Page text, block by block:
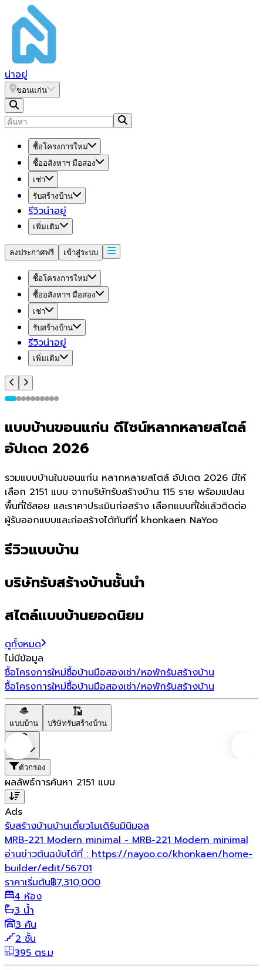
น่าอยู่
ขอนแก่น
ซื้อโครงการใหม่
ซื้ออสังหาฯ มือสอง
เช่า
รับสร้างบ้าน
รีวิวน่าอยู่
เพิ่มเติม
ลงประกาศฟรี เข้าสู่ระบบ
ซื้อโครงการใหม่
ซื้ออสังหาฯ มือสอง
เช่า
รับสร้างบ้าน
รีวิวน่าอยู่
เพิ่มเติม
แบบบ้านขอนแก่น ดีไซน์หลากหลายสไตล์
อัปเดต 2026
รวมแบบบ้านในขอนแก่น หลากหลายสไตล์ อัปเดต 2026 มีให้
เลือก 2151 แบบ จากบริษัทรับสร้างบ้าน 115 ราย พร้อมแปลน
พื้นที่ใช้สอย และราคาประเมินก่อสร้าง เลือกแบบที่ใช่แล้วติดต่อ
ผู้รับออกแบบและก่อสร้างได้ทันทีที่ khonkaen NaYoo
รีวิวแบบบ้าน
บริษัทรับสร้างบ้านชั้นนำ
สไตล์แบบบ้านยอดนิยม
ดูทั้งหมด
ไม่มีข้อมูล
ซื้อโครงการใหม่ซื้อบ้านมือสองเช่า/หอพักรับสร้างบ้าน
ซื้อโครงการใหม่ซื้อบ้านมือสองเช่า/หอพักรับสร้างบ้าน
แบบบ้าน บริษัทรับสร้างบ้าน
ตัวกรอง
ผลลัพธ์การค้นหา 2151 แบบ
Ads
รับสร้างบ้านบ้านเดี่ยวโมเดิร์นมินิมอล
MRB-221 Modern minimal - MRB-221 Modern minimal
อ่านข่าวต้นฉบับได้ที่ : https://nayoo.co/khonkaen/home-
builder/edit/56701
ราคาเริ่มต้น฿7,310,000
4 ห้อง
3 น้ำ
3 คัน
2 ชั้น
395 ตร.ม